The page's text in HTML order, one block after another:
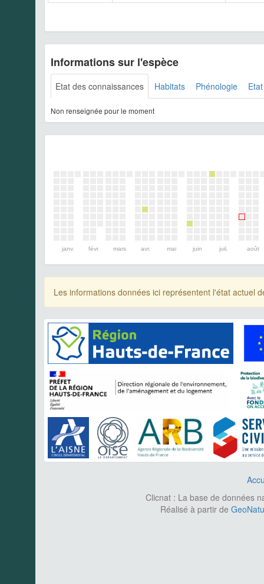
Informations sur l'espèce
Etat des connaissances Habitats Phénologie
Non renseignée pour le moment
janv. févr. mars avr. mai juin juil. août
Les informations données ici représentent l'état actuel
Clicnat : La base de données
Réalisé à partir de